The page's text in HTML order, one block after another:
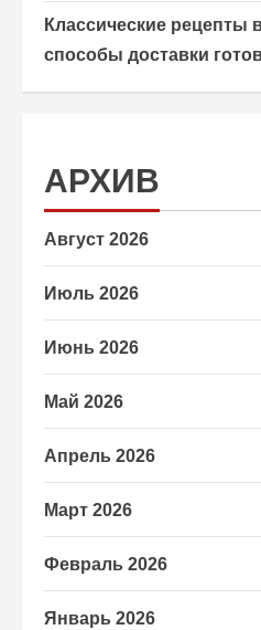
Классические рецепты
способы доставки
АРХИВ
Август 2026
Июль 2026
Июнь 2026
Май 2026
Апрель 2026
Март 2026
Февраль 2026
Январь 2026